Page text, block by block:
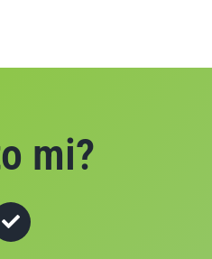
mi?